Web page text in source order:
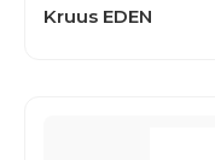
Kruus EDEN